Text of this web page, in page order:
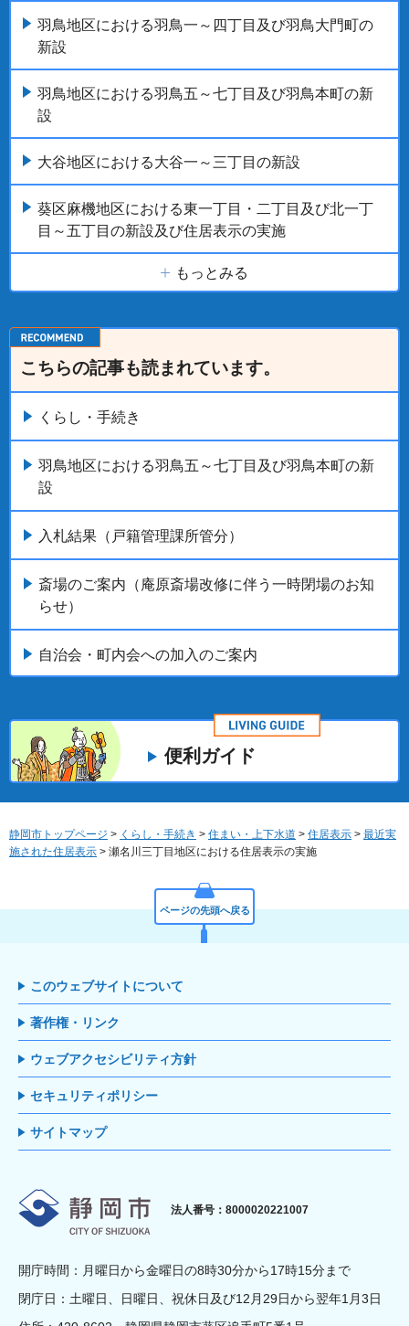
羽鳥地区における羽鳥一～四丁目及び羽鳥大門町の
新設
羽鳥地区における羽鳥五～七丁目及び羽鳥本町の新
設
大谷地区における大谷一～三丁目の新設
葵区麻機地区における東一丁目・二丁目及び北一丁
目～五丁目の新設及び住居表示の実施
もっとみる
こちらの記事も読まれています。
くらし・手続き
羽鳥地区における羽鳥五～七丁目及び羽鳥本町の新
設
入札結果（戸籍管理課所管分）
斎場のご案内（庵原斎場改修に伴う一時閉場のお知
らせ）
自治会・町内会への加入のご案内
便利ガイド
静岡市トップページ > くらし・手続き > 住まい・上下水道 > 住居表示 > 最近実
施された住居表示 > 瀬名川三丁目地区における住居表示の実施
ページの先頭へ戻る
このウェブサイトについて
著作権・リンク
ウェブアクセシビリティ方針
セキュリティポリシー
サイトマップ
静岡市
法人番号：8000020221007
開庁時間：月曜日から金曜日の8時30分から17時15分まで
閉庁日：土曜日、日曜日、祝休日及び12月29日から翌年1月3日